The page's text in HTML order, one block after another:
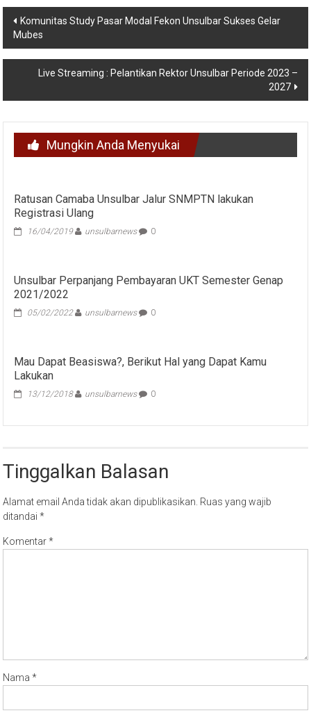
Navigasi
pos
Komunitas Study Pasar Modal Fekon Unsulbar Sukses Gelar
Mubes
Live Streaming : Pelantikan Rektor Unsulbar Periode 2023 –
2027
Mungkin Anda Menyukai
Ratusan Camaba Unsulbar Jalur SNMPTN lakukan
Registrasi Ulang
16/04/2019 unsulbarnews 0
Unsulbar Perpanjang Pembayaran UKT Semester Genap
2021/2022
05/02/2022 unsulbarnews 0
Mau Dapat Beasiswa?, Berikut Hal yang Dapat Kamu
Lakukan
13/12/2018 unsulbarnews 0
Tinggalkan Balasan
Alamat email Anda tidak akan dipublikasikan. Ruas yang wajib
ditandai*
Komentar*
Nama*